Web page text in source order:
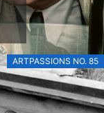
ARTPASSIONS NO. 85